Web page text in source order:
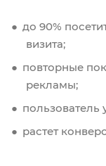
до 90%
визита;
повторные
рекламы;
растет